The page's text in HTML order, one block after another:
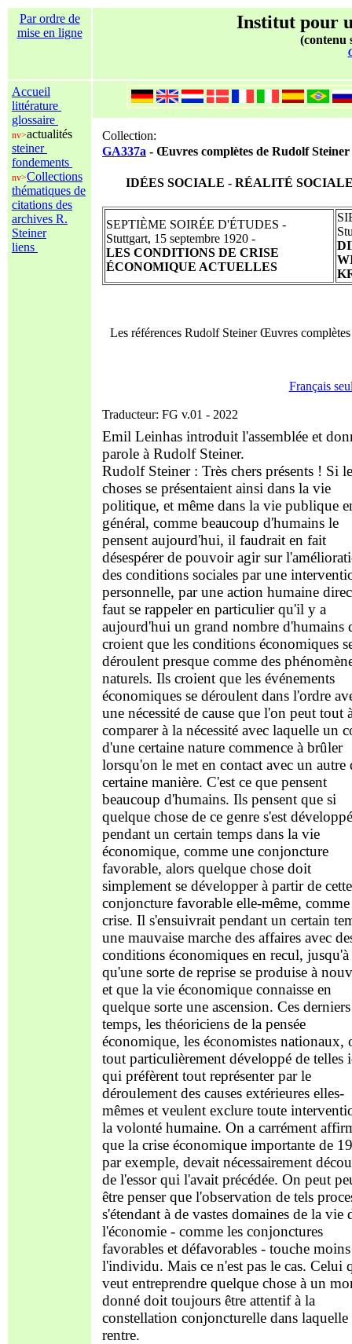
Par ordre de
mise en ligne
Institut pour
(contenu
Accueil
littérature
glossaire
nv>actualités
steiner
fondements
nv>Collections
thématiques de
citations des
archives R.
Steiner
liens
Collection:
GA337a - Œuvres complètes de Rudolf Steiner
IDÉES SOCIALE - RÉALITÉ
SEPTIÈME SOIRÉE D'ÉTUDES -
Stuttgart, 15 septembre 1920 -
LES CONDITIONS DE CRISE
ÉCONOMIQUE ACTUELLES
Les références Rudolf Steiner Œuvres
Français
Traducteur: FG v.01 - 2022
Emil Leinhas introduit l'assemblée et
parole à Rudolf Steiner.
Rudolf Steiner : Très chers présents ! Si
choses se présentaient ainsi dans la vie
politique, et même dans la vie publique
général, comme beaucoup d'humains le
pensent aujourd'hui, il faudrait en fait
désespérer de pouvoir agir sur
des conditions sociales par une
personnelle, par une action humaine
faut se rappeler en particulier qu'il y a
aujourd'hui un grand nombre d'humains
croient que les conditions économiques
déroulent presque comme des
naturels. Ils croient que les événements
économiques se déroulent dans l'ordre
une nécessité de cause que l'on peut tout
comparer à la nécessité avec laquelle un
d'une certaine nature commence à brûler
lorsqu'on le met en contact avec un autre
certaine manière. C'est ce que pensent
beaucoup d'humains. Ils pensent que si
quelque chose de ce genre s'est développé
pendant un certain temps dans la vie
économique, comme une conjoncture
favorable, alors quelque chose doit
simplement se développer à partir de cette
conjoncture favorable elle-même,
crise. Il s'ensuivrait pendant un certain
une mauvaise marche des affaires avec
conditions économiques en recul, jusqu'à
qu'une sorte de reprise se produise à
et que la vie économique connaisse en
quelque sorte une ascension. Ces derniers
temps, les théoriciens de la pensée
économique, les économistes nationaux,
tout particulièrement développé de telles
qui préfèrent tout représenter par le
déroulement des causes extérieures elles-
mêmes et veulent exclure toute
la volonté humaine. On a carrément
que la crise économique importante de
par exemple, devait nécessairement
de l'essor qui l'avait précédée. On peut
être penser que l'observation de tels
s'étendant à de vastes domaines de la vie
l'économie - comme les conjonctures
favorables et défavorables - touche moins
l'individu. Mais ce n'est pas le cas. Celui
veut entreprendre quelque chose à un
donné doit toujours être attentif à la
constellation conjoncturelle dans
rentre.